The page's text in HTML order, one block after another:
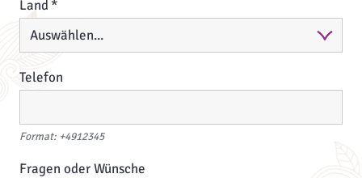
Land
Telefon
Format: +4912345
Fragen oder Wünsche